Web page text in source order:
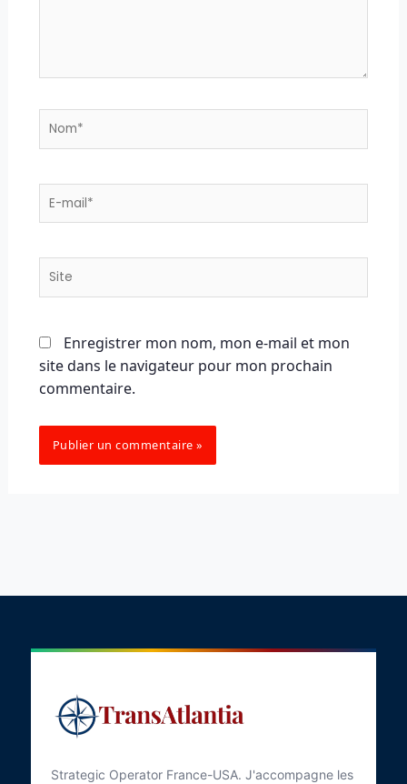
Nom*
E-
Site
Enregistrer mon nom, mon e-mail et mon
site dans le navigateur pour mon prochain
commentaire.
Strategic Operator France-USA. J'accompagne les